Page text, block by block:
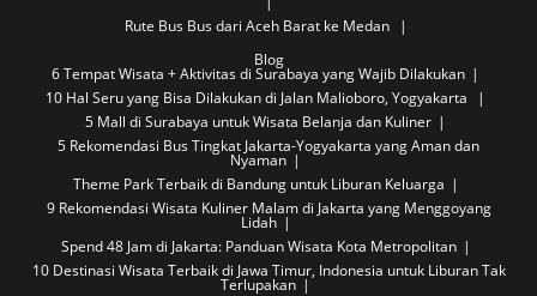
Rute Bus Bus dari Aceh Barat ke Medan
Blog
6 Tempat Wisata + Aktivitas di Surabaya yang Wajib Dilakukan
10 Hal Seru yang Bisa Dilakukan di Jalan Malioboro, Yogyakarta
5 Mall di Surabaya untuk Wisata Belanja dan Kuliner
5 Rekomendasi Bus Tingkat Jakarta-Yogyakarta yang Aman dan
Nyaman
Theme Park Terbaik di Bandung untuk Liburan Keluarga
9 Rekomendasi Wisata Kuliner Malam di Jakarta yang Menggoyang
Lidah
Spend 48 Jam di Jakarta: Panduan Wisata Kota Metropolitan
10 Destinasi Wisata Terbaik di Jawa Timur, Indonesia untuk Liburan Tak
Terlupakan